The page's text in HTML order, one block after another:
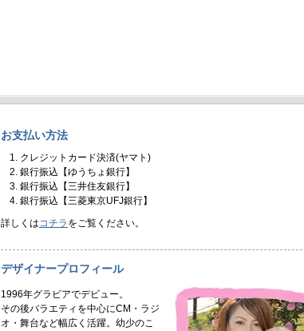
お支払い方法
クレジットカード決済(ヤマト)
銀行振込【ゆうちょ銀行】
銀行振込【三井住友銀行】
銀行振込【三菱東京UFJ銀行】
詳しくは コチラ をご覧ください。
デザイナープロフィール
1996年グラビアでデビュー。
その後バラエティを中心にCM・ラジ
オ・舞台など幅広く活躍。幼少のこ